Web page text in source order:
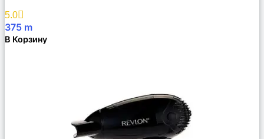
Избранное
5.0
375 m
В Корзину